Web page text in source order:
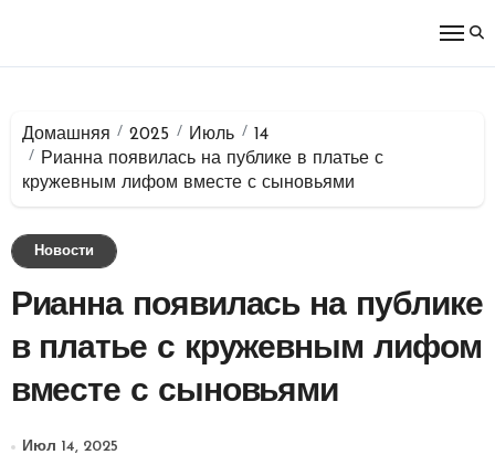
Домашняя 2025 Июль
14
Рианна появилась на публике в платье с
кружевным лифом вместе с сыновьями
Новости
Рианна появилась на публике
в платье с кружевным лифом
вместе с сыновьями
Июл 14, 2025